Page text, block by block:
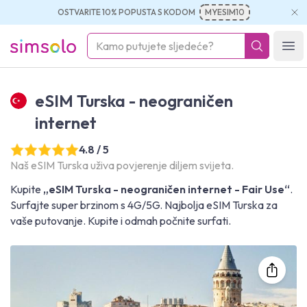
OSTVARITE 10% POPUSTA S KODOM MYESIM10
simsolo
eSIM Turska - neograničen
internet
4.8 / 5
Naš eSIM Turska uživa povjerenje diljem svijeta.
Kupite „eSIM Turska - neograničen internet - Fair Use“.
Surfajte super brzinom s 4G/5G. Najbolja eSIM Turska za
vaše putovanje. Kupite i odmah počnite surfati.